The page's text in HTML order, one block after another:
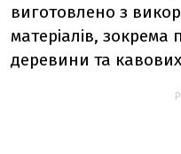
виготовлено з
матеріалів, зокрема
деревини та кавових